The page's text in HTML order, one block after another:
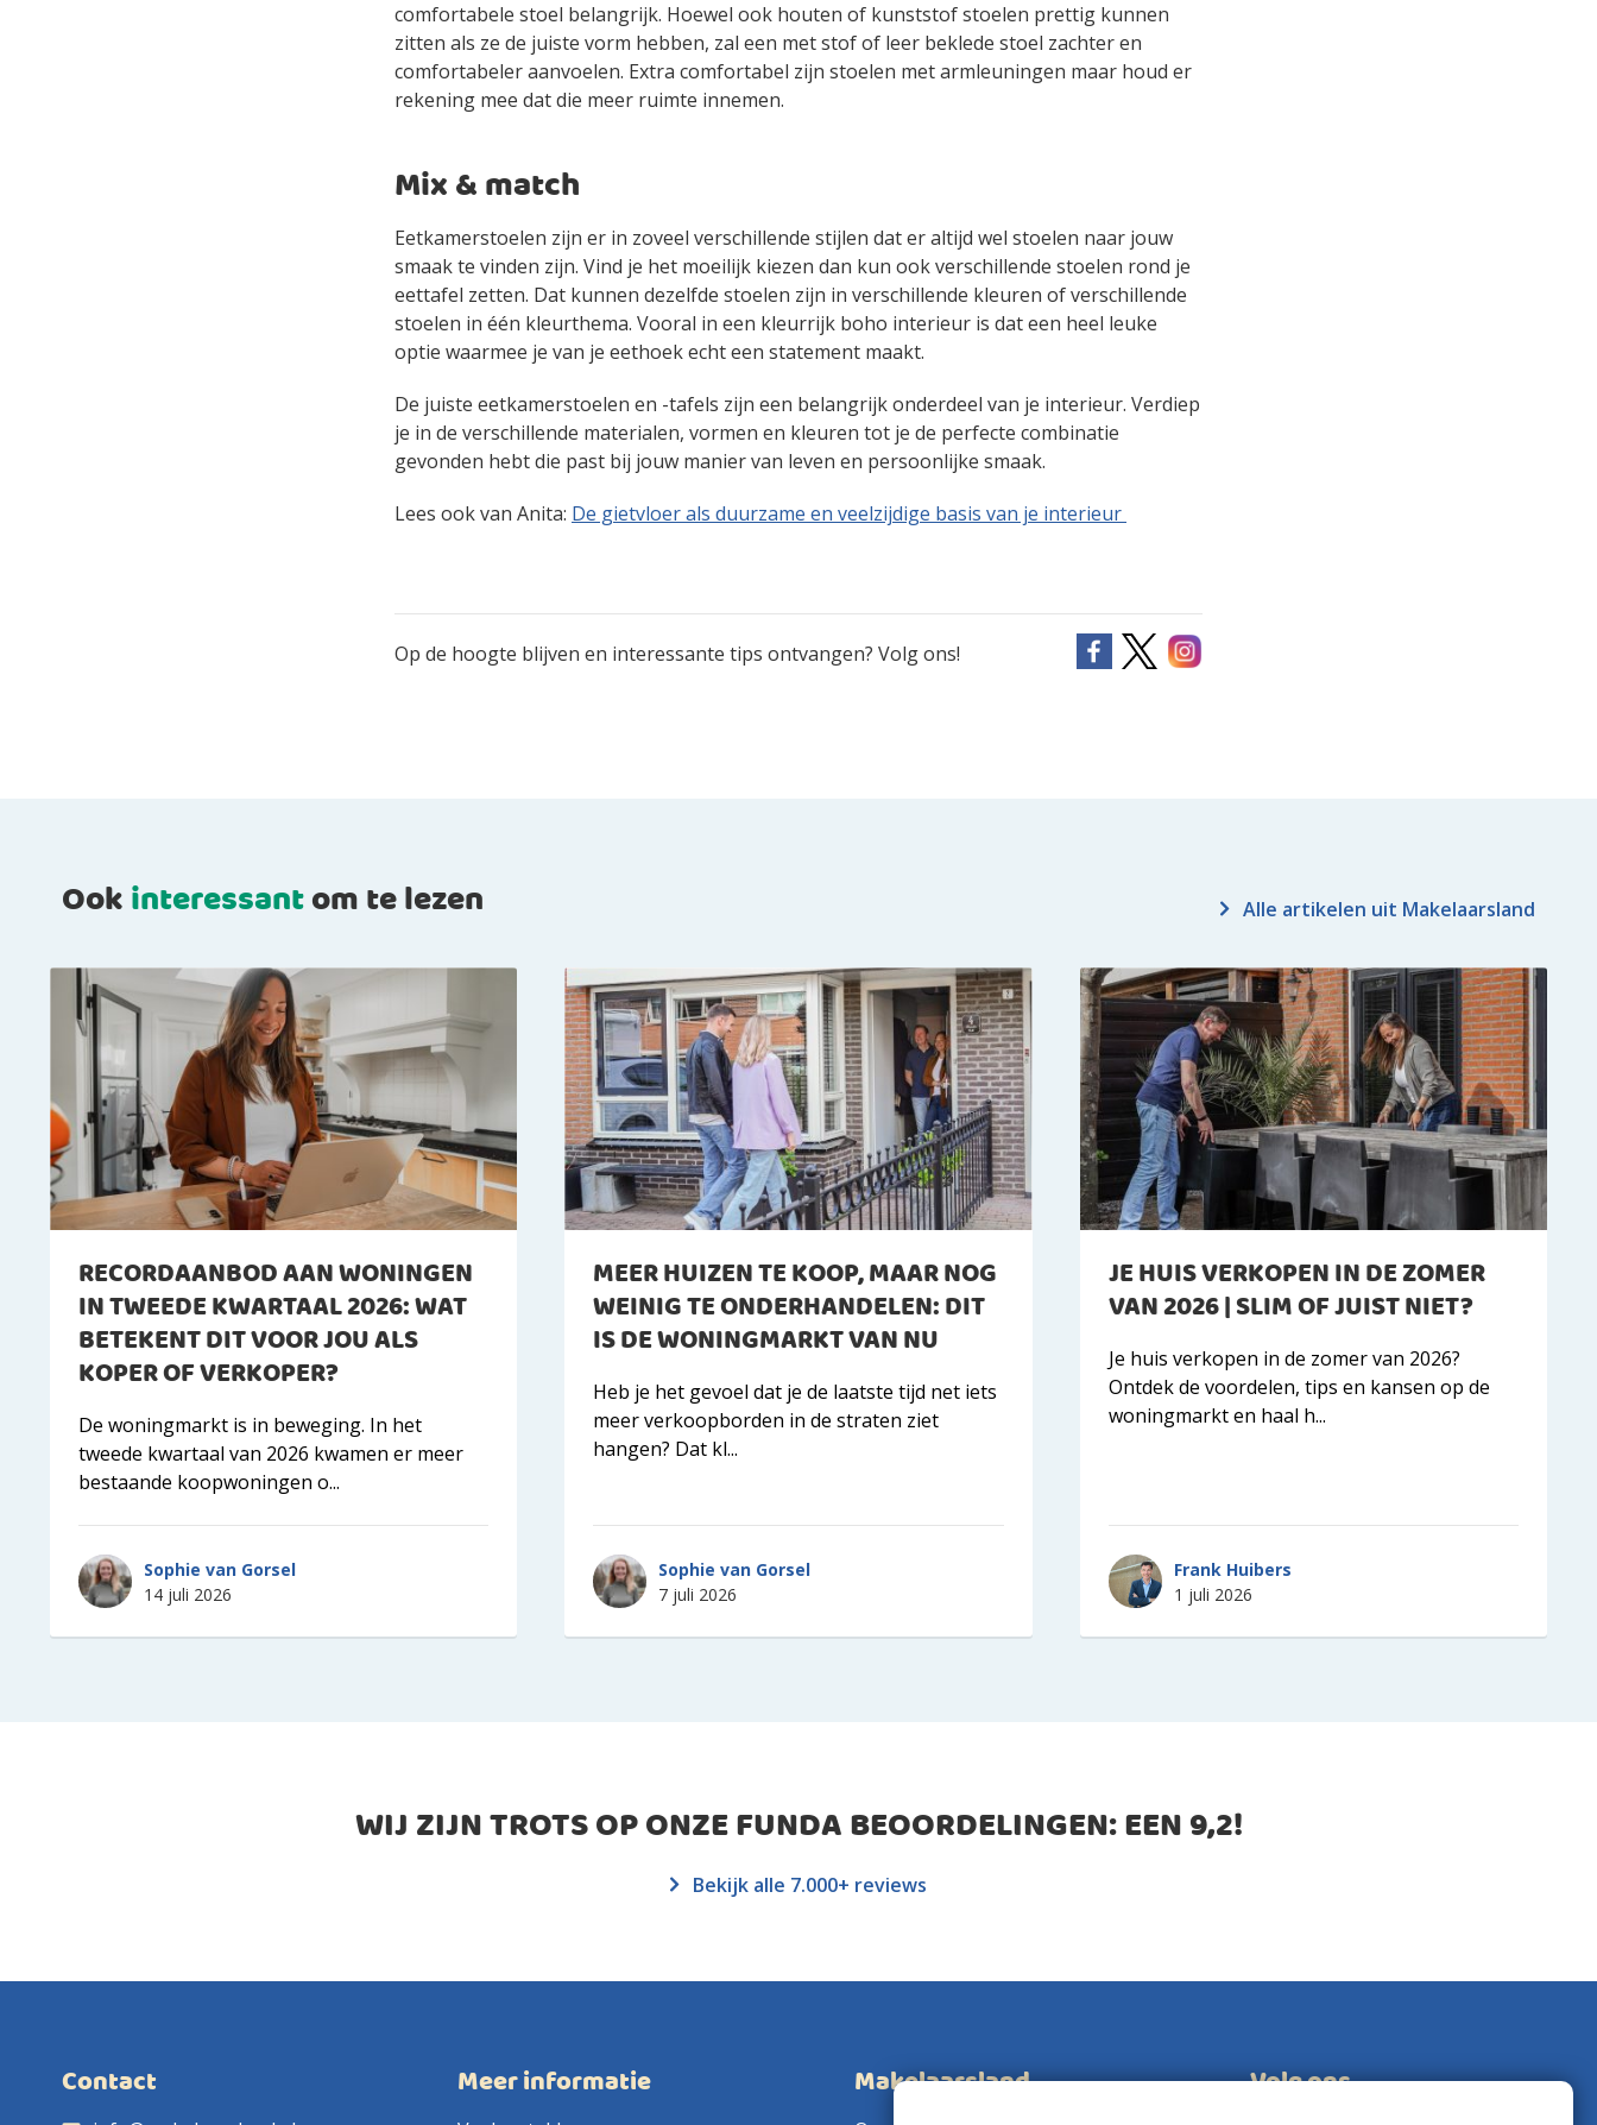
comfortabele stoel belangrijk. Hoewel ook houten of kunststof stoelen prettig kunnen
zitten als ze de juiste vorm hebben, zal een met stof of leer beklede stoel zachter en
comfortabeler aanvoelen. Extra comfortabel zijn stoelen met armleuningen maar houd er
rekening mee dat die meer ruimte innemen.
Mix & match
Eetkamerstoelen zijn er in zoveel verschillende stijlen dat er altijd wel stoelen naar jouw
smaak te vinden zijn. Vind je het moeilijk kiezen dan kun ook verschillende stoelen rond je
eettafel zetten. Dat kunnen dezelfde stoelen zijn in verschillende kleuren of verschillende
stoelen in één kleurthema. Vooral in een kleurrijk boho interieur is dat een heel leuke
optie waarmee je van je eethoek echt een statement maakt.
De juiste eetkamerstoelen en -tafels zijn een belangrijk onderdeel van je interieur. Verdiep
je in de verschillende materialen, vormen en kleuren tot je de perfecte combinatie
gevonden hebt die past bij jouw manier van leven en persoonlijke smaak.
Lees ook van Anita: De gietvloer als duurzame en veelzijdige basis van je interieur
Op de hoogte blijven en interessante tips ontvangen? Volg ons!
Ookinteressantom te lezen Alle artikelen uit Makelaarsland
RECORDAANBOD AAN WONINGEN
IN TWEEDE KWARTAAL 2026: WAT
BETEKENT DIT VOOR JOU ALS
KOPER OF VERKOPER?
De woningmarkt is in beweging. In het
tweede kwartaal van 2026 kwamen er meer
bestaande koopwoningen o...
Sophie van Gorsel
14 juli 2026
MEER HUIZEN TE KOOP, MAAR NOG
WEINIG TE ONDERHANDELEN: DIT
IS DE WONINGMARKT VAN NU
Heb je het gevoel dat je de laatste tijd net iets
meer verkoopborden in de straten ziet
hangen? Dat kl...
Sophie van Gorsel
7 juli 2026
JE HUIS VERKOPEN IN DE ZOMER
VAN 2026 | SLIM OF JUIST NIET?
Je huis verkopen in de zomer van 2026?
Ontdek de voordelen, tips en kansen op de
woningmarkt en haal h...
Frank Huibers
1 juli 2026
WIJ ZIJN TROTS OP ONZE FUNDA BEOORDELINGEN: EEN9,2!
Bekijk alle 7.000+ reviews
Contact Meer informatie Makelaarsland Volg ons